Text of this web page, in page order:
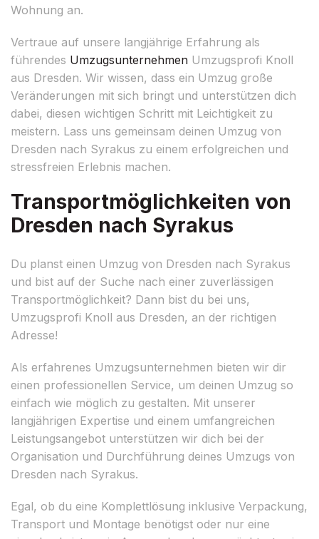
Wohnung an.
Vertraue auf unsere langjährige Erfahrung als
führendes Umzugsunternehmen Umzugsprofi Knoll
aus Dresden. Wir wissen, dass ein Umzug große
Veränderungen mit sich bringt und unterstützen dich
dabei, diesen wichtigen Schritt mit Leichtigkeit zu
meistern. Lass uns gemeinsam deinen Umzug von
Dresden nach Syrakus zu einem erfolgreichen und
stressfreien Erlebnis machen.
Transportmöglichkeiten von
Dresden nach Syrakus
Du planst einen Umzug von Dresden nach Syrakus
und bist auf der Suche nach einer zuverlässigen
Transportmöglichkeit? Dann bist du bei uns,
Umzugsprofi Knoll aus Dresden, an der richtigen
Adresse!
Als erfahrenes Umzugsunternehmen bieten wir dir
einen professionellen Service, um deinen Umzug so
einfach wie möglich zu gestalten. Mit unserer
langjährigen Expertise und einem umfangreichen
Leistungsangebot unterstützen wir dich bei der
Organisation und Durchführung deines Umzugs von
Dresden nach Syrakus.
Egal, ob du eine Komplettlösung inklusive Verpackung,
Transport und Montage benötigst oder nur eine